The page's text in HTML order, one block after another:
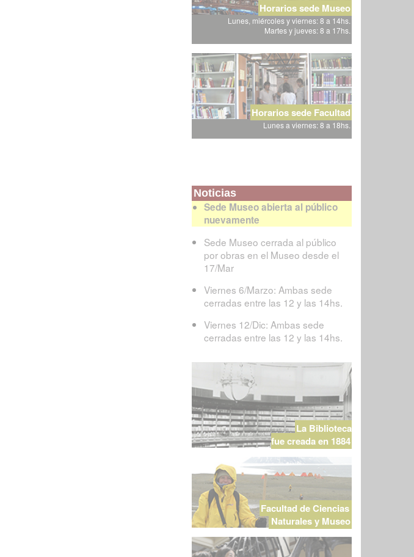
Horarios sede Museo
Lunes, miércoles y viernes: 8 a 14hs.
Martes y jueves: 8 a 17hs.
Horarios sede Facultad
Lunes a viernes: 8 a 18hs.
Noticias
Sede Museo abierta al público
nuevamente
Sede Museo cerrada al público
por obras en el Museo desde el
17/Mar
Viernes 6/Marzo: Ambas sede
cerradas entre las 12 y las 14hs.
Viernes 12/Dic: Ambas sede
cerradas entre las 12 y las 14hs.
La Biblioteca
fue creada en 1884
Facultad de Ciencias
Naturales y Museo